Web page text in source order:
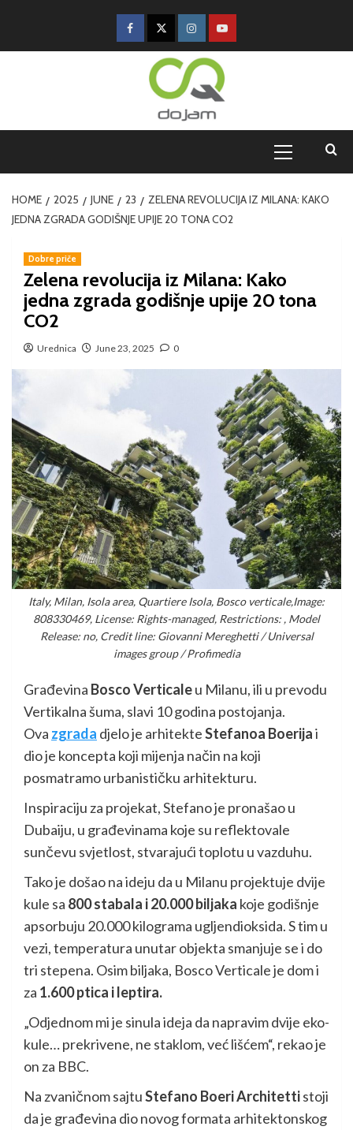
HOME 2025 JUNE 23
ZELENA REVOLUCIJA IZ MILANA: KAKO
JEDNA ZGRADA GODIŠNJE UPIJE 20 TONA CO2
Dobre priče
Zelena revolucija iz Milana: Kako
jedna zgrada godišnje upije 20 tona
CO2
Urednica June 23, 2025 0
Italy, Milan, Isola area, Quartiere Isola, Bosco verticale,Image:
808330469, License: Rights-managed, Restrictions: , Model
Release: no, Credit line: Giovanni Mereghetti / Universal
images group / Profimedia
Građevina Bosco Verticaleu Milanu, ili u prevodu
Vertikalna šuma, slavi 10 godina postojanja.
Ova zgrada djelo je arhitekteStefanoa Boerijai
dio je koncepta koji mijenja način na koji
posmatramo urbanističku arhitekturu.
Inspiraciju za projekat, Stefano je pronašao u
Dubaiju, u građevinama koje su reflektovale
sunčevu svjetlost, stvarajući toplotu u vazduhu.
Tako je došao na ideju da u Milanu projektuje dvije
kule sa 800 stabala i 20.000 biljaka koje godišnje
apsorbuju 20.000 kilograma ugljendioksida. S tim u
vezi, temperatura unutar objekta smanjuje se i do
tri stepena. Osim biljaka, Bosco Verticale je dom i
za 1.600 ptica i leptira.
„Odjednom mi je sinula ideja da napravim dvije eko-
kule… prekrivene, ne staklom, već lišćem“, rekao je
on za BBC.
Na zvaničnom sajtuStefano Boeri Architettistoji
da je građevina dio novog formata arhitektonskog